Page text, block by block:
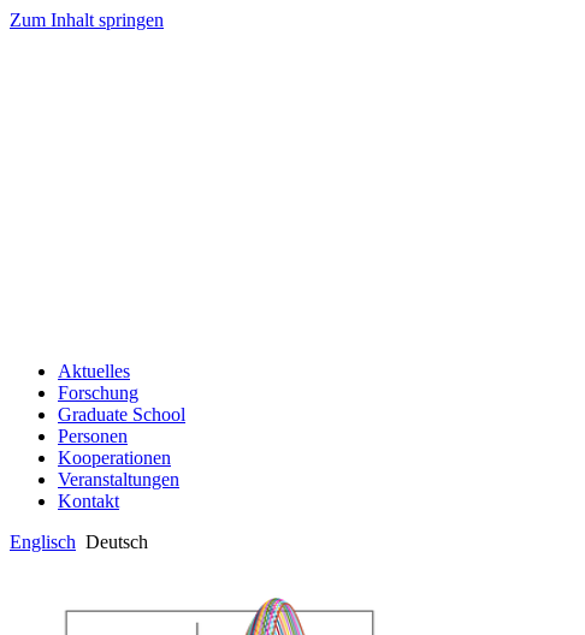
Zum Inhalt springen
Aktuelles
Forschung
Graduate School
Personen
Kooperationen
Veranstaltungen
Kontakt
Englisch Deutsch